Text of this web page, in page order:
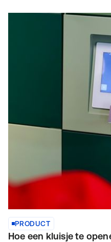
PRODUCT
Hoe een kluisje te